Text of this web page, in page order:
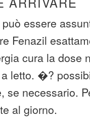
può essere
Fenazil
cura la dose
letto. �?
se necessario.
al giorno.